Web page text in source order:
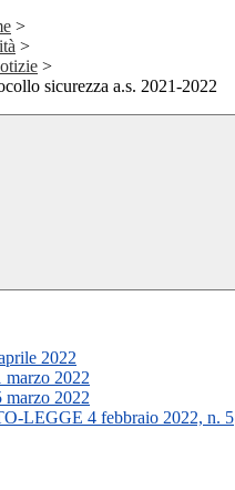
>
>
>
sicurezza a.s. 2021-2022
2022
marzo 2022
marzo 2022
LEGGE 4 febbraio 2022, n. 5